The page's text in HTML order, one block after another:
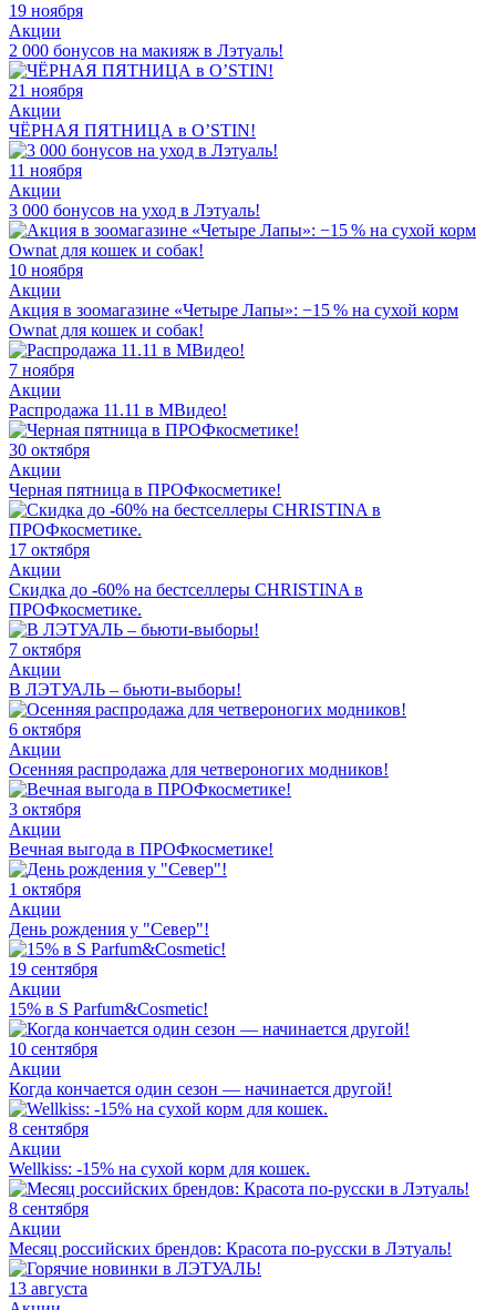
19 ноября
Акции
2 000 бонусов на макияж в Лэтуаль!
21 ноября
Акции
ЧЁРНАЯ ПЯТНИЦА в O’STIN!
11 ноября
Акции
3 000 бонусов на уход в Лэтуаль!
10 ноября
Акции
Акция в зоомагазине «Четыре Лапы»: −15 % на сухой корм
Ownat для кошек и собак!
7 ноября
Акции
Распродажа 11.11 в МВидео!
30 октября
Акции
Черная пятница в ПРОФкосметике!
17 октября
Акции
Скидка до -60% на бестселлеры CHRISTINA в
ПРОФкосметике.
7 октября
Акции
В ЛЭТУАЛЬ – бьюти-выборы!
6 октября
Акции
Осенняя распродажа для четвероногих модников!
3 октября
Акции
Вечная выгода в ПРОФкосметике!
1 октября
Акции
День рождения у "Север"!
19 сентября
Акции
15% в S Parfum&Cosmetic!
10 сентября
Акции
Когда кончается один сезон — начинается другой!
8 сентября
Акции
Wellkiss: -15% на сухой корм для кошек.
8 сентября
Акции
Месяц российских брендов: Красота по-русски в Лэтуаль!
13 августа